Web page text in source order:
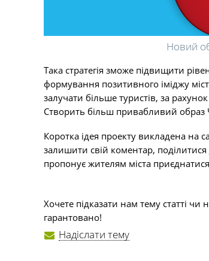
Новий
Така стратегія зможе підвищити
формування позитивного іміджу
залучати більше туристів, за
Створить більш привабливий образ
Коротка ідея проекту викладена на
залишити свій коментар,
пропонує жителям міста
Хочете підказати нам тему статті
гарантовано!
Надіслати тему